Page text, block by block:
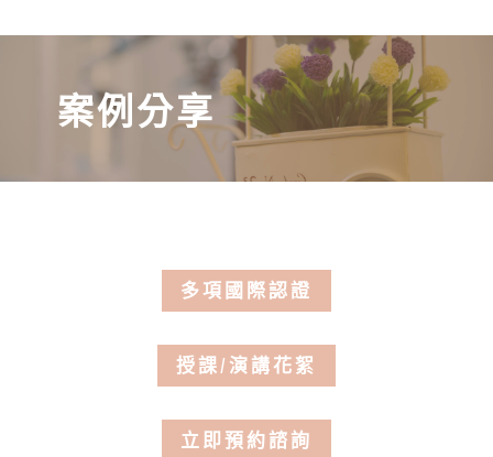
案例分享
多項國際認證
授課/演講花絮
立即預約諮詢